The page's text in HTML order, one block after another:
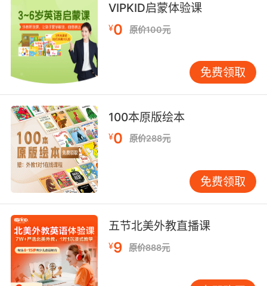
你有没有给宝贝准备这样的储蓄罐呢？如果没有，工商银行为
您提供更加方便有效的办法，
帮助您的孩子从小培养理
VIPKID启蒙体验课
¥0 原价100元
免费领取
100本原版绘本
¥0 原价288元
免费领取
五节北美外教直播课
¥9 原价888元